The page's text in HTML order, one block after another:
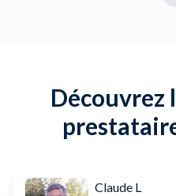
commencer, choisissez le
mieux à vos besoins : parquet
en teck pour une touche plus
Découvrez
Claude L